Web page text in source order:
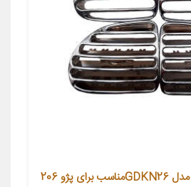
قاب دریچه کولر خودرو مدل GDKN26مناسب برای پژو 206